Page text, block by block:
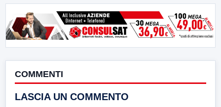
COMMENTI
LASCIA UN COMMENTO